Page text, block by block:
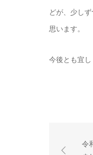
どが、少し
思います。
今後とも宜し
令